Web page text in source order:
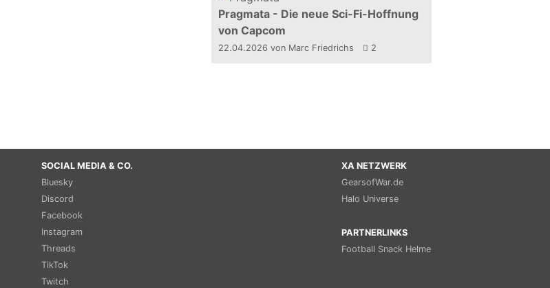
Pragmata - Die neue Sci-Fi-Hoffnung
von Capcom
22.04.2026 von Marc Friedrichs 2
SOCIAL MEDIA & CO.
Bluesky
Discord
Facebook
Instagram
Threads
TikTok
Twitch
XA NETZWERK
GearsofWar.de
Halo Universe
PARTNERLINKS
Football Snack Helme